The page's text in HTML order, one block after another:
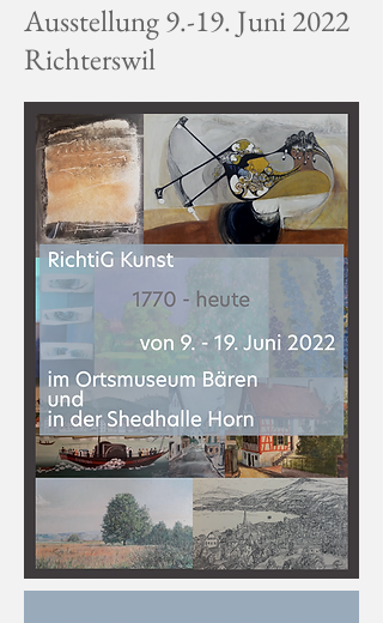
Ausstellung 9.-19. Juni 2022
Richterswil